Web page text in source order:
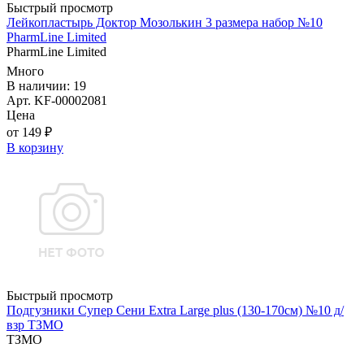
Быстрый просмотр
Лейкопластырь Доктор Мозолькин 3 размера набор №10
PharmLine Limited
PharmLine Limited
Много
В наличии: 19
Арт. KF-00002081
Цена
от 149 ₽
В корзину
Быстрый просмотр
Подгузники Супер Сени Extra Large plus (130-170см) №10 д/
взр ТЗМО
ТЗМО